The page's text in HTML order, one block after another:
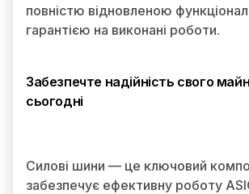
повністю відновленою
гарантією на виконані роботи.
Забезпечте надійність свого
сьогодні
Силові шини — це ключовий
забезпечує ефективну роботу